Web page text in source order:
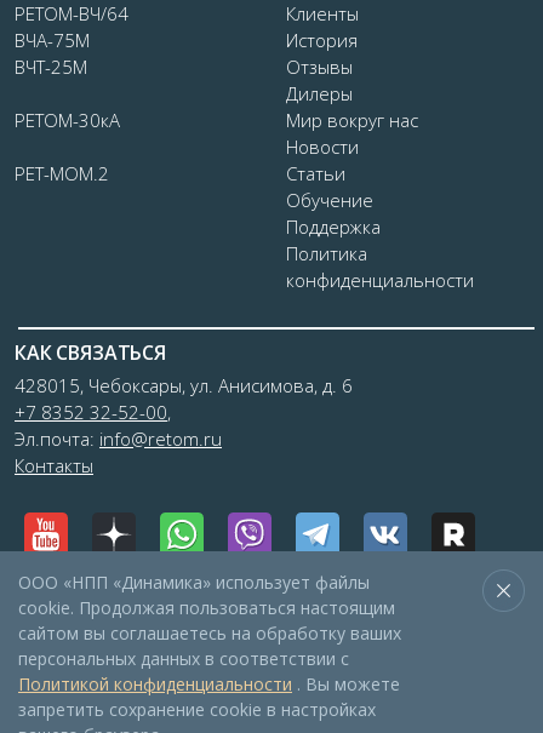
РЕТОМ-ВЧ/64
ВЧА-75М
ВЧТ-25М
РЕТОМ-30кА
РЕТ-МОМ.2
Клиенты
История
Отзывы
Дилеры
Мир вокруг нас
Новости
Статьи
Обучение
Поддержка
Политика
конфиденциальности
КАК СВЯЗАТЬСЯ
428015, Чебоксары, ул. Анисимова, д. 6
+7 8352 32-52-00,
Эл.почта: info@retom.ru
Контакты
© 1990–2026 НПП «Динамика»
ООО «НПП «Динамика» использует файлы
cookie. Продолжая пользоваться настоящим
сайтом вы соглашаетесь на обработку ваших
персональных данных в соответствии с
Политикой конфиденциальности . Вы можете
запретить сохранение cookie в настройках